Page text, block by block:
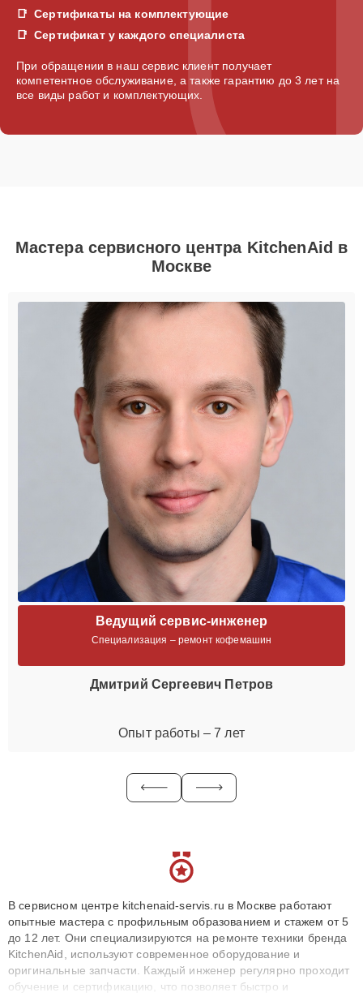
Сертификаты на комплектующие
Сертификат у каждого специалиста
При обращении в наш сервис клиент получает
компетентное обслуживание, а также гарантию до 3 лет на
все виды работ и комплектующих.
Мастера сервисного центра KitchenAid в
Москве
Ведущий сервис-инженер
Специализация – ремонт кофемашин
Дмитрий Сергеевич Петров
Опыт работы – 7 лет
В сервисном центре kitchenaid-servis.ru в Москве работают
опытные мастера с профильным образованием и стажем от 5
до 12 лет. Они специализируются на ремонте техники бренда
KitchenAid, используют современное оборудование и
оригинальные запчасти. Каждый инженер регулярно проходит
обучение и сертификацию, что позволяет быстро и